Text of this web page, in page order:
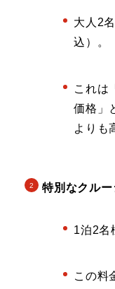
大人2
込）。
これは
価格」
よりも
特別なクル
1泊2名
この料